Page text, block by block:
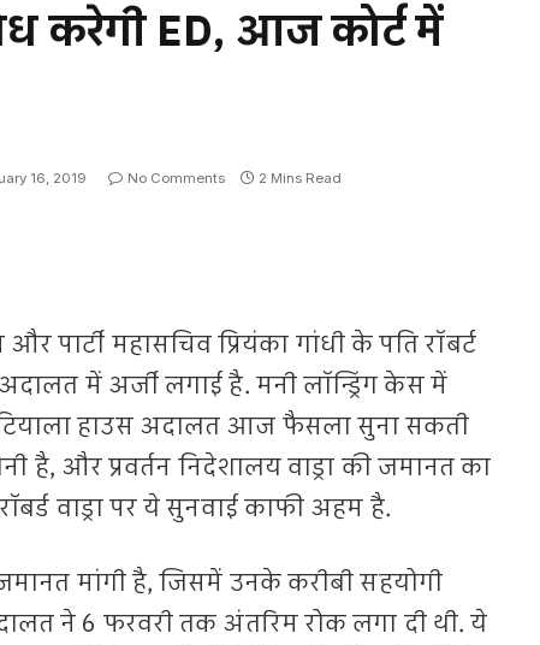
करेगी ED, आज कोर्ट में
16, 2019 No Comments 2 Mins Read
पार्टी महासचिव प्रियंका गांधी के पति रॉबर्ट
में अर्जी लगाई है. मनी लॉन्ड्रिंग केस में
हाउस अदालत आज फैसला सुना सकती
है, और प्रवर्तन निदेशालय वाड्रा की जमानत का
वाड्रा पर ये सुनवाई काफी अहम है.
जमानत मांगी है, जिसमें उनके करीबी सहयोगी
ने 6 फरवरी तक अंतरिम रोक लगा दी थी. ये